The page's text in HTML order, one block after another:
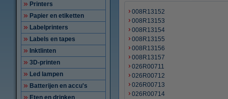
Printers
Papier en etiketten
Labelprinters
Labels en tapes
Inktlinten
3D-printen
Led lampen
Batterijen en accu's
Eten en drinken
008R13152
008R13153
008R13154
008R13155
008R13156
008R13157
026R00711
026R00712
026R00713
026R00714